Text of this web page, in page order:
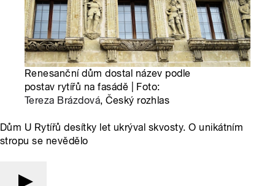
Renesanční dům dostal název podle
postav rytířů na fasádě | Foto:
Tereza Brázdová, Český rozhlas
Dům U Rytířů desítky let ukrýval skvosty. O unikátním
stropu se nevědělo